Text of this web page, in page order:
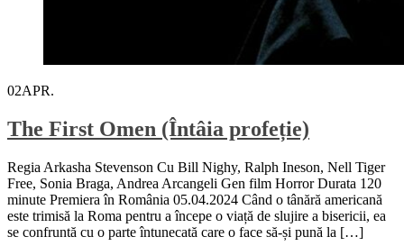
02APR.
The First Omen (Întâia profeție)
Regia Arkasha Stevenson Cu Bill Nighy, Ralph Ineson, Nell Tiger
Free, Sonia Braga, Andrea Arcangeli Gen film Horror Durata 120
minute Premiera în România 05.04.2024 Când o tânără americană
este trimisă la Roma pentru a începe o viață de slujire a bisericii, ea
se confruntă cu o parte întunecată care o face să-și pună la […]